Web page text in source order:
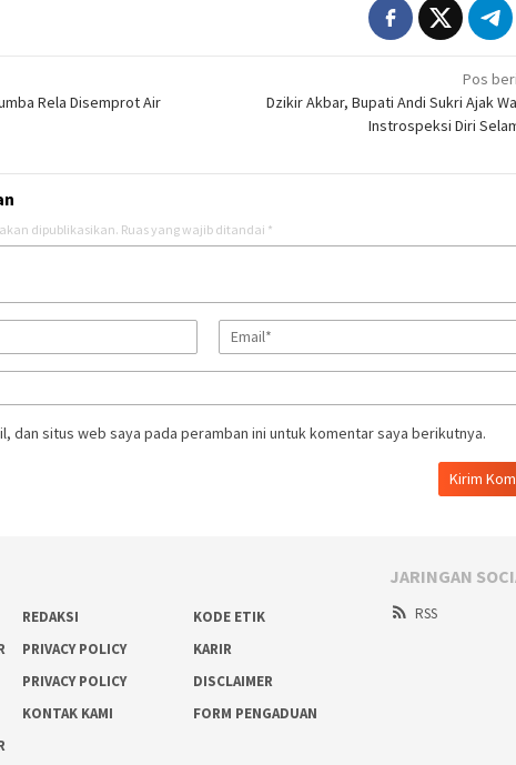
Rela Disemprot Air
Pos
Dzikir Akbar, Bupati Andi Sukri Ajak
Instrospeksi Diri
dipublikasikan. Ruas yang wajib ditandai *
dan situs web saya pada peramban ini untuk komentar saya berikutnya.
REDAKSI
KODE ETIK
PRIVACY POLICY
KARIR
PRIVACY POLICY
DISCLAIMER
KONTAK KAMI
FORM PENGADUAN
JARINGAN
RSS